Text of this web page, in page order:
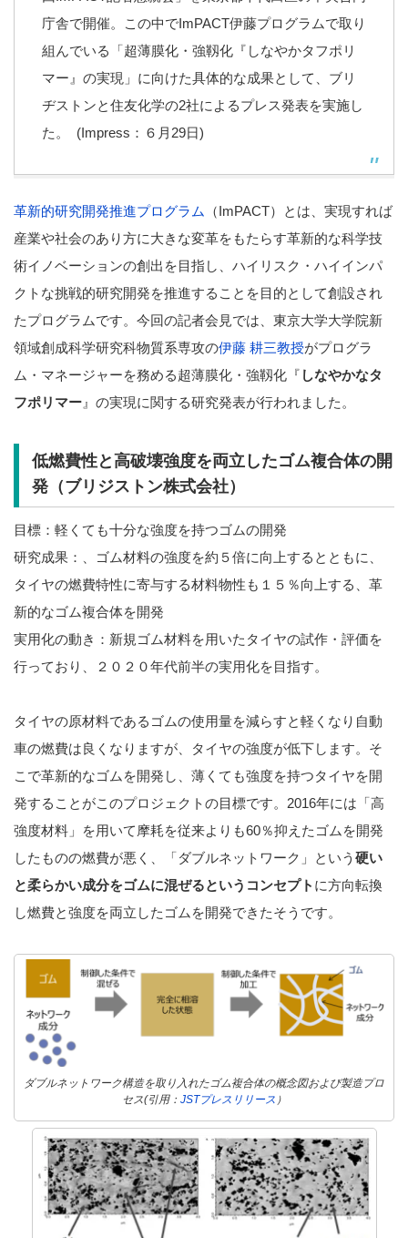
庁舎で開催。この中でImPACT伊藤プログラムで取り
組んでいる「超薄膜化・強靱化『しなやかタフポリ
マー』の実現」に向けた具体的な成果として、ブリ
ヂストンと住友化学の2社によるプレス発表を実施し
た。 (Impress：６月29日)
革新的研究開発推進プログラム
（ImPACT）とは、実現すれば
産業や社会のあり方に大きな変革をもたらす革新的な科学技
術イノベーションの創出を目指し、ハイリスク・ハイインパ
クトな挑戦的研究開発を推進することを目的として創設され
たプログラムです。今回の記者会見では、東京大学大学院新
領域創成科学研究科物質系専攻の伊藤 耕三教授がプログラ
ム・マネージャーを務める超薄膜化・強靱化『 しなやかなタ
フポリマー 』の実現に関する研究発表が行われました。
低燃費性と高破壊強度を両立したゴム複合体の開
発（ブリジストン株式会社）
目標：軽くても十分な強度を持つゴムの開発
研究成果：、ゴム材料の強度を約５倍に向上するとともに、
タイヤの燃費特性に寄与する材料物性も１５％向上する、革
新的なゴム複合体を開発
実用化の動き：新規ゴム材料を用いたタイヤの試作・評価を
行っており、２０２０年代前半の実用化を目指す。
タイヤの原材料であるゴムの使用量を減らすと軽くなり自動
車の燃費は良くなりますが、タイヤの強度が低下します。そ
こで革新的なゴムを開発し、薄くても強度を持つタイヤを開
発することがこのプロジェクトの目標です。2016年には「高
強度材料」を用いて摩耗を従来よりも60％抑えたゴムを開発
したものの燃費が悪く、「ダブルネットワーク」という 硬い
と柔らかい成分をゴムに混ぜるというコンセプト に方向転換
し燃費と強度を両立したゴムを開発できたそうです。
ダブルネットワーク構造を取り入れたゴム複合体の概念図および製造プロ
セス(引用： JSTプレスリリース ）